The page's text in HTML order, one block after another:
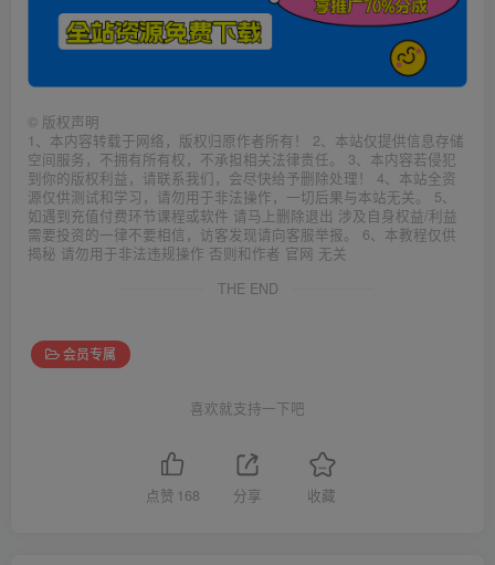
© 版权声明
1、本内容转载于网络，版权归原作者所有！ 2、本站仅提供信息存储
空间服务，不拥有所有权，不承担相关法律责任。 3、本内容若侵犯
到你的版权利益，请联系我们，会尽快给予删除处理！ 4、本站全资
源仅供测试和学习，请勿用于非法操作，一切后果与本站无关。 5、
如遇到充值付费环节课程或软件 请马上删除退出 涉及自身权益/利益
需要投资的一律不要相信，访客发现请向客服举报。 6、本教程仅供
揭秘 请勿用于非法违规操作 否则和作者 官网 无关
THE END
会员专属
喜欢就支持一下吧
点赞 168 分享 收藏